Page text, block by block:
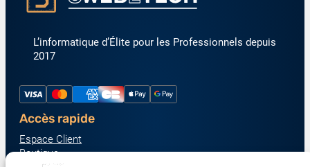
L’informatique d’Élite pour les Professionnels depuis
2017
Accès rapide
Espace Client
Boutique